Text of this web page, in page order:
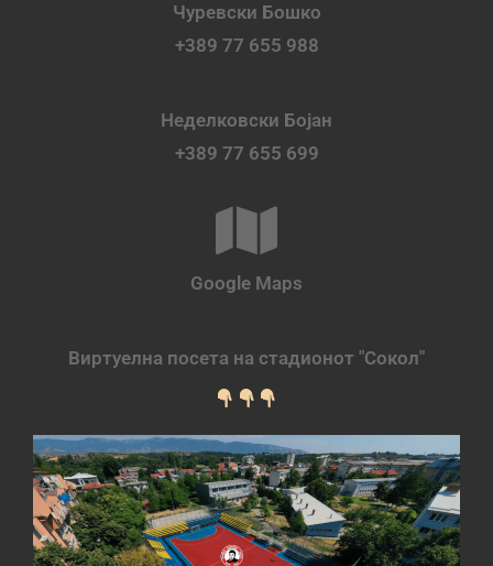
Чуревски Бошко
+389 77 655 988
Неделковски Бојан
+389 77 655 699
Google Maps
Виртуелна посета на стадионот "Сокол"